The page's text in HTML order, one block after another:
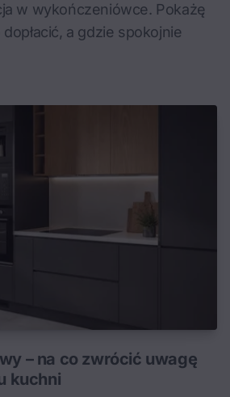
w wykończeniówce. Pokażę
a gdzie spokojnie
– na co zwrócić uwagę
kuchni